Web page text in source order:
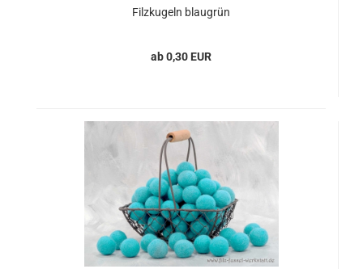
Filzkugeln blaugrün
ab 0,30 EUR